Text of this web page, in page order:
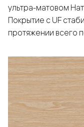
ультра-матовом
Покрытие с UF
протяжении всего